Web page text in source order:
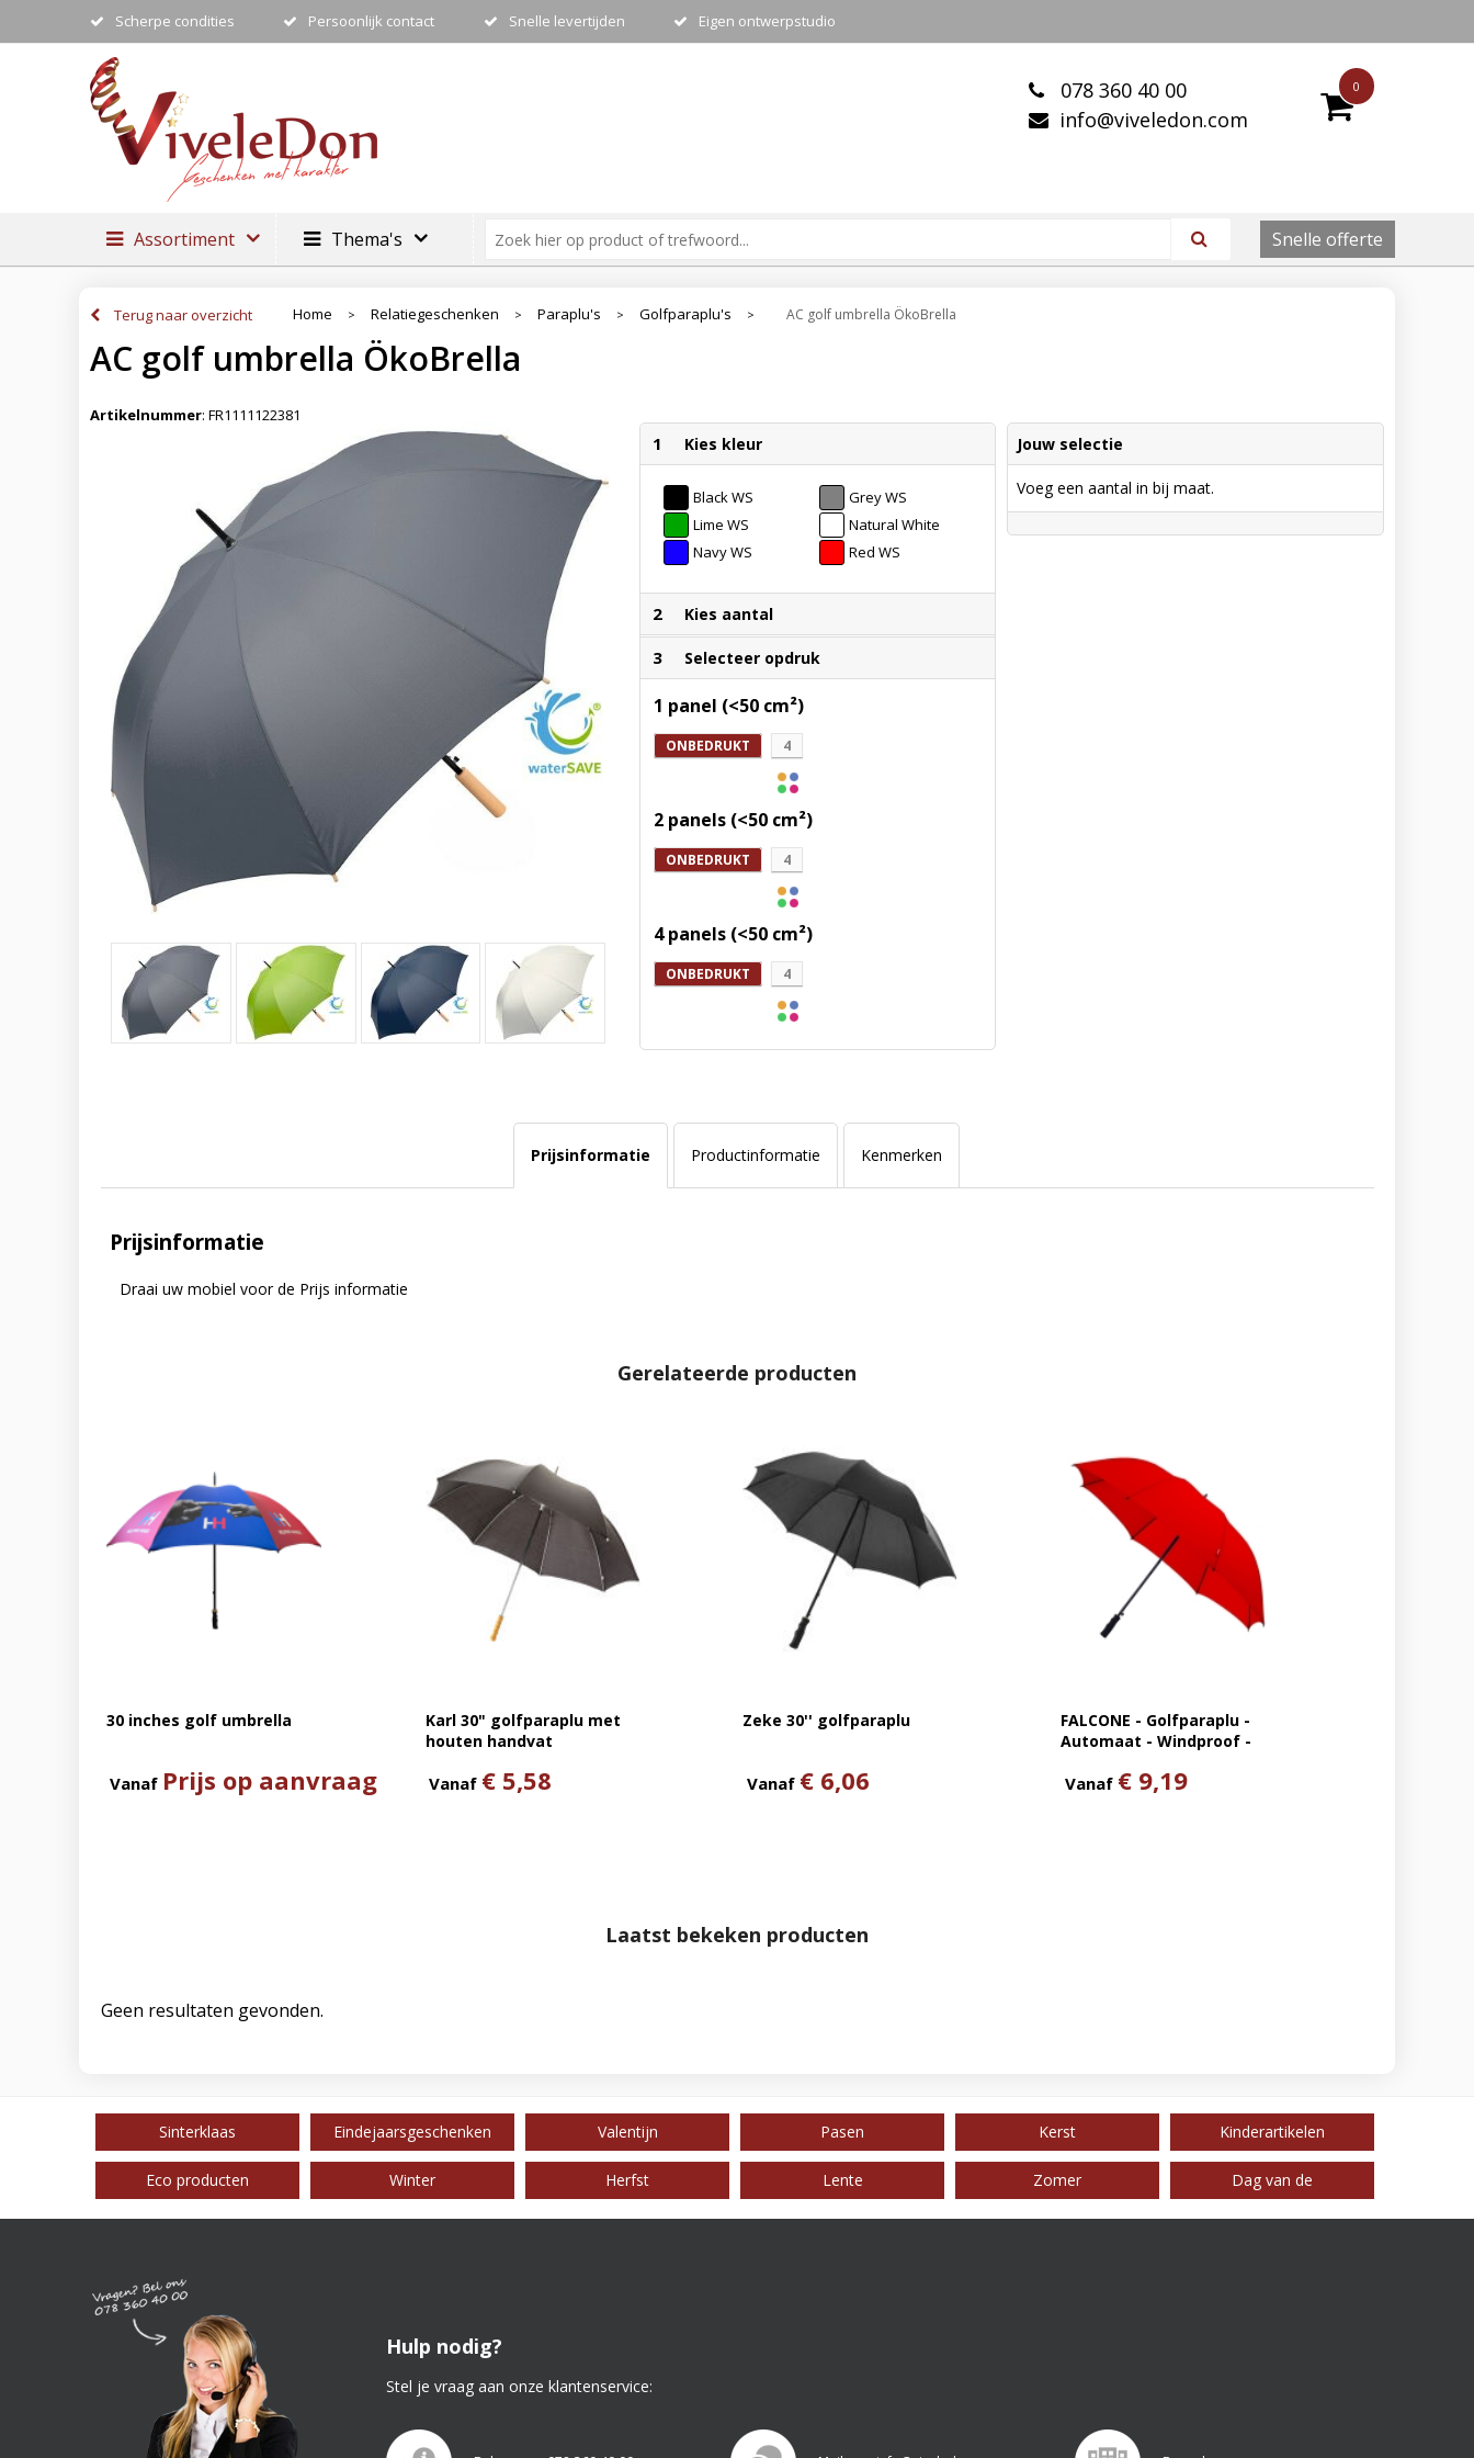
Scherpe condities Persoonlijk contact Snelle levertijden Eigen ontwerpstudio
0
078 360 40 00
info@viveledon.com
Assortiment Thema's Snelle offerte
Terug naar overzicht Home > Relatiegeschenken > Paraplu's > Golfparaplu's > AC golf umbrella ÖkoBrella
AC golf umbrella ÖkoBrella
Artikelnummer: FR1111122381
1 Kies kleur
Black WS
Grey WS
Lime WS
Natural White
WS
Navy WS Red WS
2 Kies aantal
3 Selecteer opdruk
1 panel (<50 cm²)
ONBEDRUKT 4
2 panels (<50 cm²)
ONBEDRUKT 4
4 panels (<50 cm²)
ONBEDRUKT 4
Jouw selectie
Voeg een aantal in bij maat.
Prijsinformatie Productinformatie Kenmerken
Prijsinformatie
Draai uw mobiel voor de Prijs informatie
Gerelateerde producten
30 inches golf umbrella
Vanaf Prijs op aanvraag
Karl 30" golfparaplu met
houten handvat
Vanaf € 5,58
Zeke 30'' golfparaplu
Vanaf € 6,06
FALCONE - Golfparaplu -
Automaat - Windproof -
Vanaf € 9,19
Laatst bekeken producten
Geen resultaten gevonden.
Sinterklaas Eindejaarsgeschenken Valentijn Pasen Kerst Kinderartikelen
Eco producten Winter Herfst Lente Zomer Dag van de
Hulp nodig?
Stel je vraag aan onze klantenservice: